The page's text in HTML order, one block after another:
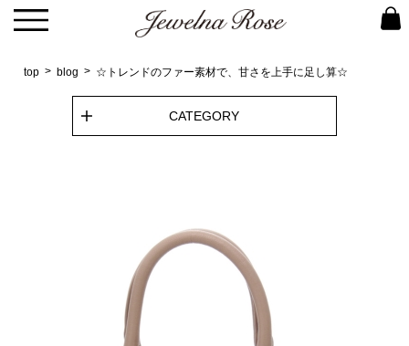
top blog ☆トレンドのファー素材で、甘さを上手に足し算☆
CATEGORY